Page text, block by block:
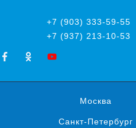
+7 (903) 333-59-55
+7 (937) 213-10-53
Москва
Санкт-Петербург